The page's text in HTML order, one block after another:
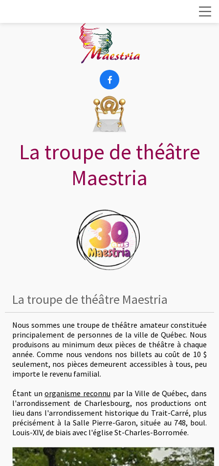

La troupe de théâtre
Maestria
La troupe de théâtre Maestria
Nous sommes une troupe de théâtre amateur constituée
principalement de personnes de la ville de Québec. Nous
produisons au minimum deux pièces de théâtre à chaque
année. Comme nous vendons nos billets au coût de 10 $
seulement, nos pièces demeurent accessibles à tous, peu
importe le revenu familial.
Étant unorganisme reconnu par la Ville de Québec, dans
l'arrondissement de Charlesbourg, nos productions ont
lieu dans l'arrondissement historique du Trait-Carré, plus
précisément à la Salle Pierre-Garon, située au 748, boul.
Louis-XIV, de biais avec l'église St-Charles-Borromée.